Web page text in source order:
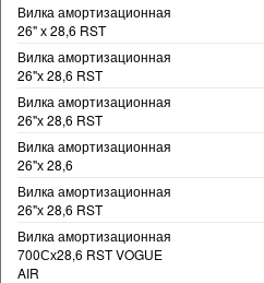
Вилка амортизационная
26" х 28,6 RST
Вилка амортизационная
26"х 28,6 RST
Вилка амортизационная
26"х 28,6 RST
Вилка амортизационная
26"х 28,6
Вилка амортизационная
26"х 28,6 RST
Вилка амортизационная
700Сх28,6 RST VOGUE
AIR